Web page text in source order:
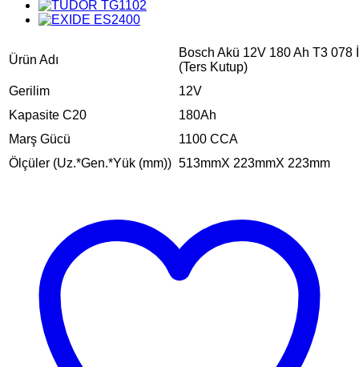
Ürün Adı
Bosch Akü 12V 180 Ah T3 078
(Ters Kutup)
Gerilim
12V
Kapasite C20
180Ah
Marş Gücü
1100 CCA
Ölçüler (Uz.*Gen.*Yük (mm)) 513mmX 223mmX 223mm